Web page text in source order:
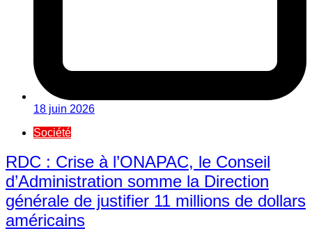
18 juin 2026
Société
RDC : Crise à l’ONAPAC, le Conseil
d’Administration somme la Direction
générale de justifier 11 millions de dollars
américains